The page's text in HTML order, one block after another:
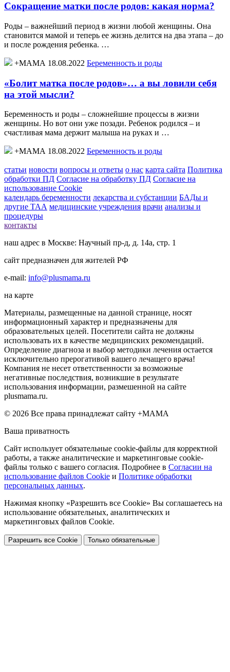
Сокращение матки после родов: какая норма?
Роды – важнейший период в жизни любой женщины. Она
становится мамой и теперь ее жизнь делится на два этапа – до
и после рождения ребенка. …
+МАМА 18.08.2022 Беременность и роды
«Болит матка после родов»… а вы ловили себя
на этой мысли?
Беременность и роды – сложнейшие процессы в жизни
женщины. Но вот они уже позади. Ребенок родился – и
счастливая мама держит малыша на руках и …
+МАМА 18.08.2022 Беременность и роды
статьи новости вопросы и ответы о нас карта сайта Политика
обработки ПД Согласие на обработку ПД Согласие на
использование Cookie
календарь беременности лекарства и субстанции БАДы и
другие ТАА медицинские учреждения врачи анализы и
процедуры
контакты
наш адрес в Москве: Научный пр-д, д. 14а, стр. 1
сайт предназначен для жителей РФ
e-mail: info@plusmama.ru
на карте
Материалы, размещенные на данной странице, носят
информационный характер и предназначены для
образовательных целей. Посетители сайта не должны
использовать их в качестве медицинских рекомендаций.
Определение диагноза и выбор методики лечения остается
исключительно прерогативой вашего лечащего врача!
Компания не несет ответственности за возможные
негативные последствия, возникшие в результате
использования информации, размешенной на сайте
plusmama.ru.
© 2026 Все права принадлежат сайту +МАМА
Ваша приватность
Сайт использует обязательные cookie-файлы для корректной
работы, а также аналитические и маркетинговые cookie-
файлы только с вашего согласия. Подробнее в Согласии на
использование файлов Cookie и Политике обработки
персональных данных.
Нажимая кнопку «Разрешить все Cookie» Вы соглашаетесь на
использование обязательных, аналитических и
маркетинговых файлов Cookie.
Разрешить все Cookie Только обязательные